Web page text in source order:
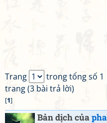
Trang
trong tổng số 1
trang (3 bài trả lời)
[1]
Bản dịch của